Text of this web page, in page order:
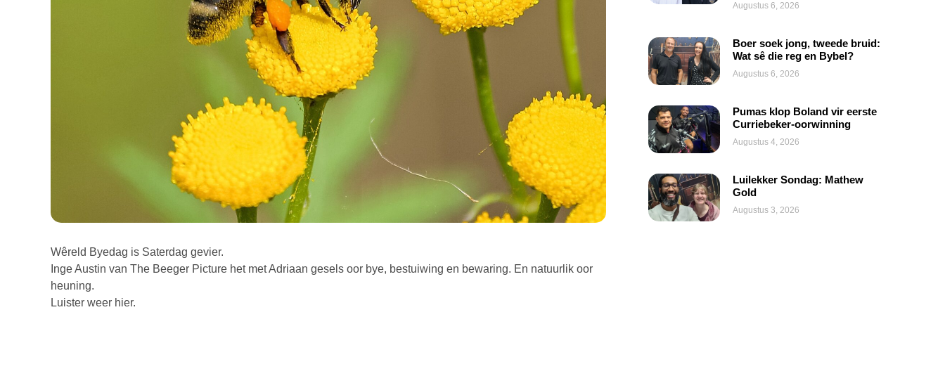
Wêreld Byedag is Saterdag gevier.
Inge Austin van The Beeger Picture het met Adriaan gesels oor bye, bestuiwing en bewaring. En natuurlik oor
heuning.
Luister weer hier.
Augustus 6, 2026
Boer soek jong, tweede bruid:
Wat sê die reg en Bybel?
Augustus 6, 2026
Pumas klop Boland vir eerste
Curriebeker-oorwinning
Augustus 4, 2026
Luilekker Sondag: Mathew
Gold
Augustus 3, 2026